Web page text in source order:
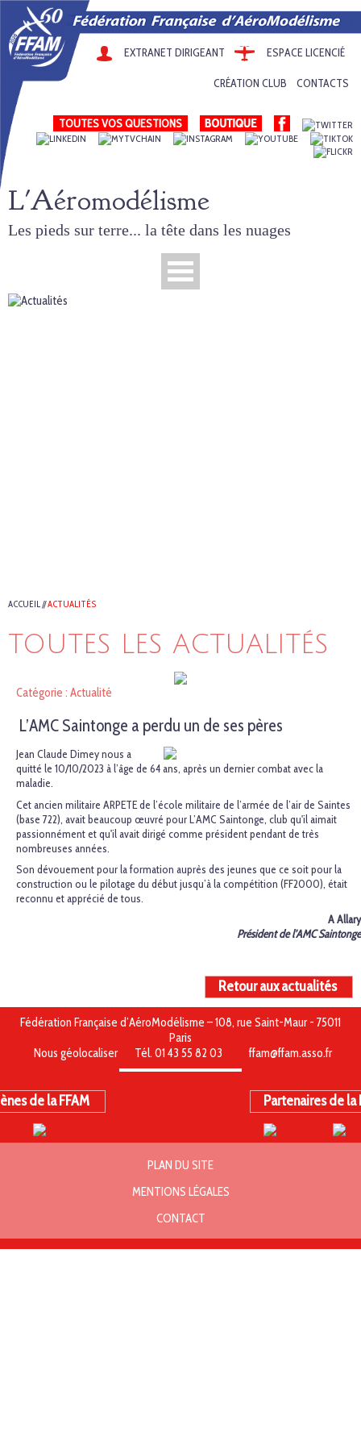
EXTRANET DIRIGEANT ESPACE LICENCIÉ
CRÉATION CLUB CONTACTS
TOUTES VOS QUESTIONS
L'Aéromodélisme
Les pieds sur terre... la tête dans les nuages
ACCUEIL//ACTUALITÉS
TOUTES LES ACTUALITÉS
Catégorie : Actualité
L’AMC Saintonge a perdu un de ses pères
Jean Claude Dimey nous a
quitté le 10/10/2023 à l’âge de 64 ans, après un dernier combat avec la
maladie.
Cet ancien militaire ARPETE de l’école militaire de l’armée de l’air de Saintes
(base 722), avait beaucoup œuvré pour L’AMC Saintonge, club qu'il aimait
passionnément et qu'il avait dirigé comme président pendant de très
nombreuses années.
Son dévouement pour la formation auprès des jeunes que ce soit pour la
construction ou le pilotage du début jusqu’à la compétition (FF2000), était
reconnu et apprécié de tous.
A Allary
Président de l’AMC Saintonge
Retour aux actualités
Fédération Française d’AéroModélisme – 108, rue Saint-Maur - 75011
Paris
Nous géolocaliser
Tél. 01 43 55 82 03 ffam@ffam.asso.fr
de la FFAM Partenaires de la
PLAN DU SITE
MENTIONS LÉGALES
CONTACT